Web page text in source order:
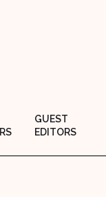
GUEST
EDITORS